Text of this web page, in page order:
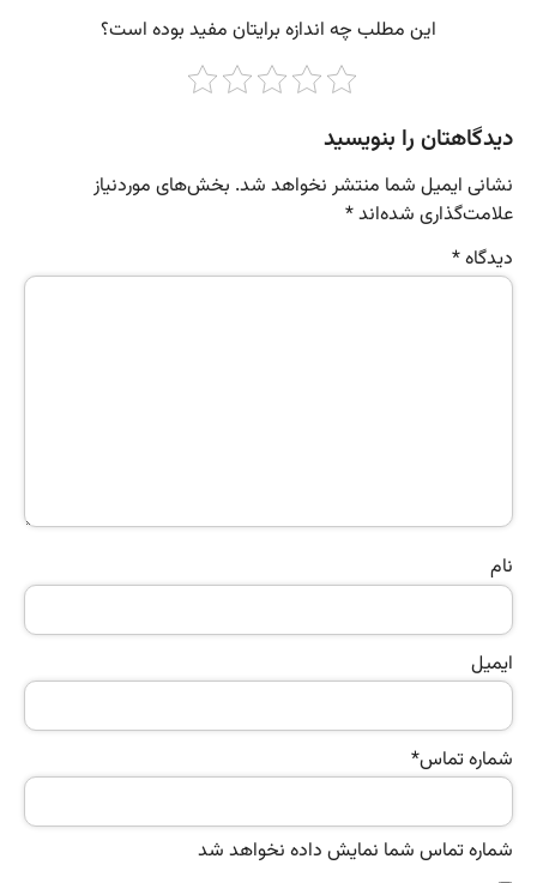
این مطلب چه‌ اندازه برایتان مفید بوده است؟
دیدگاهتان را بنویسید
نشانی ایمیل شما منتشر نخواهد شد. بخش‌های موردنیاز
علامت‌گذاری شده‌اند*
دیدگاه*
نام
ایمیل
شماره تماس*
شماره تماس شما نمایش داده نخواهد شد